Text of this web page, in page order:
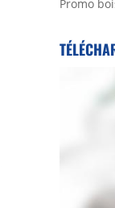
Promo